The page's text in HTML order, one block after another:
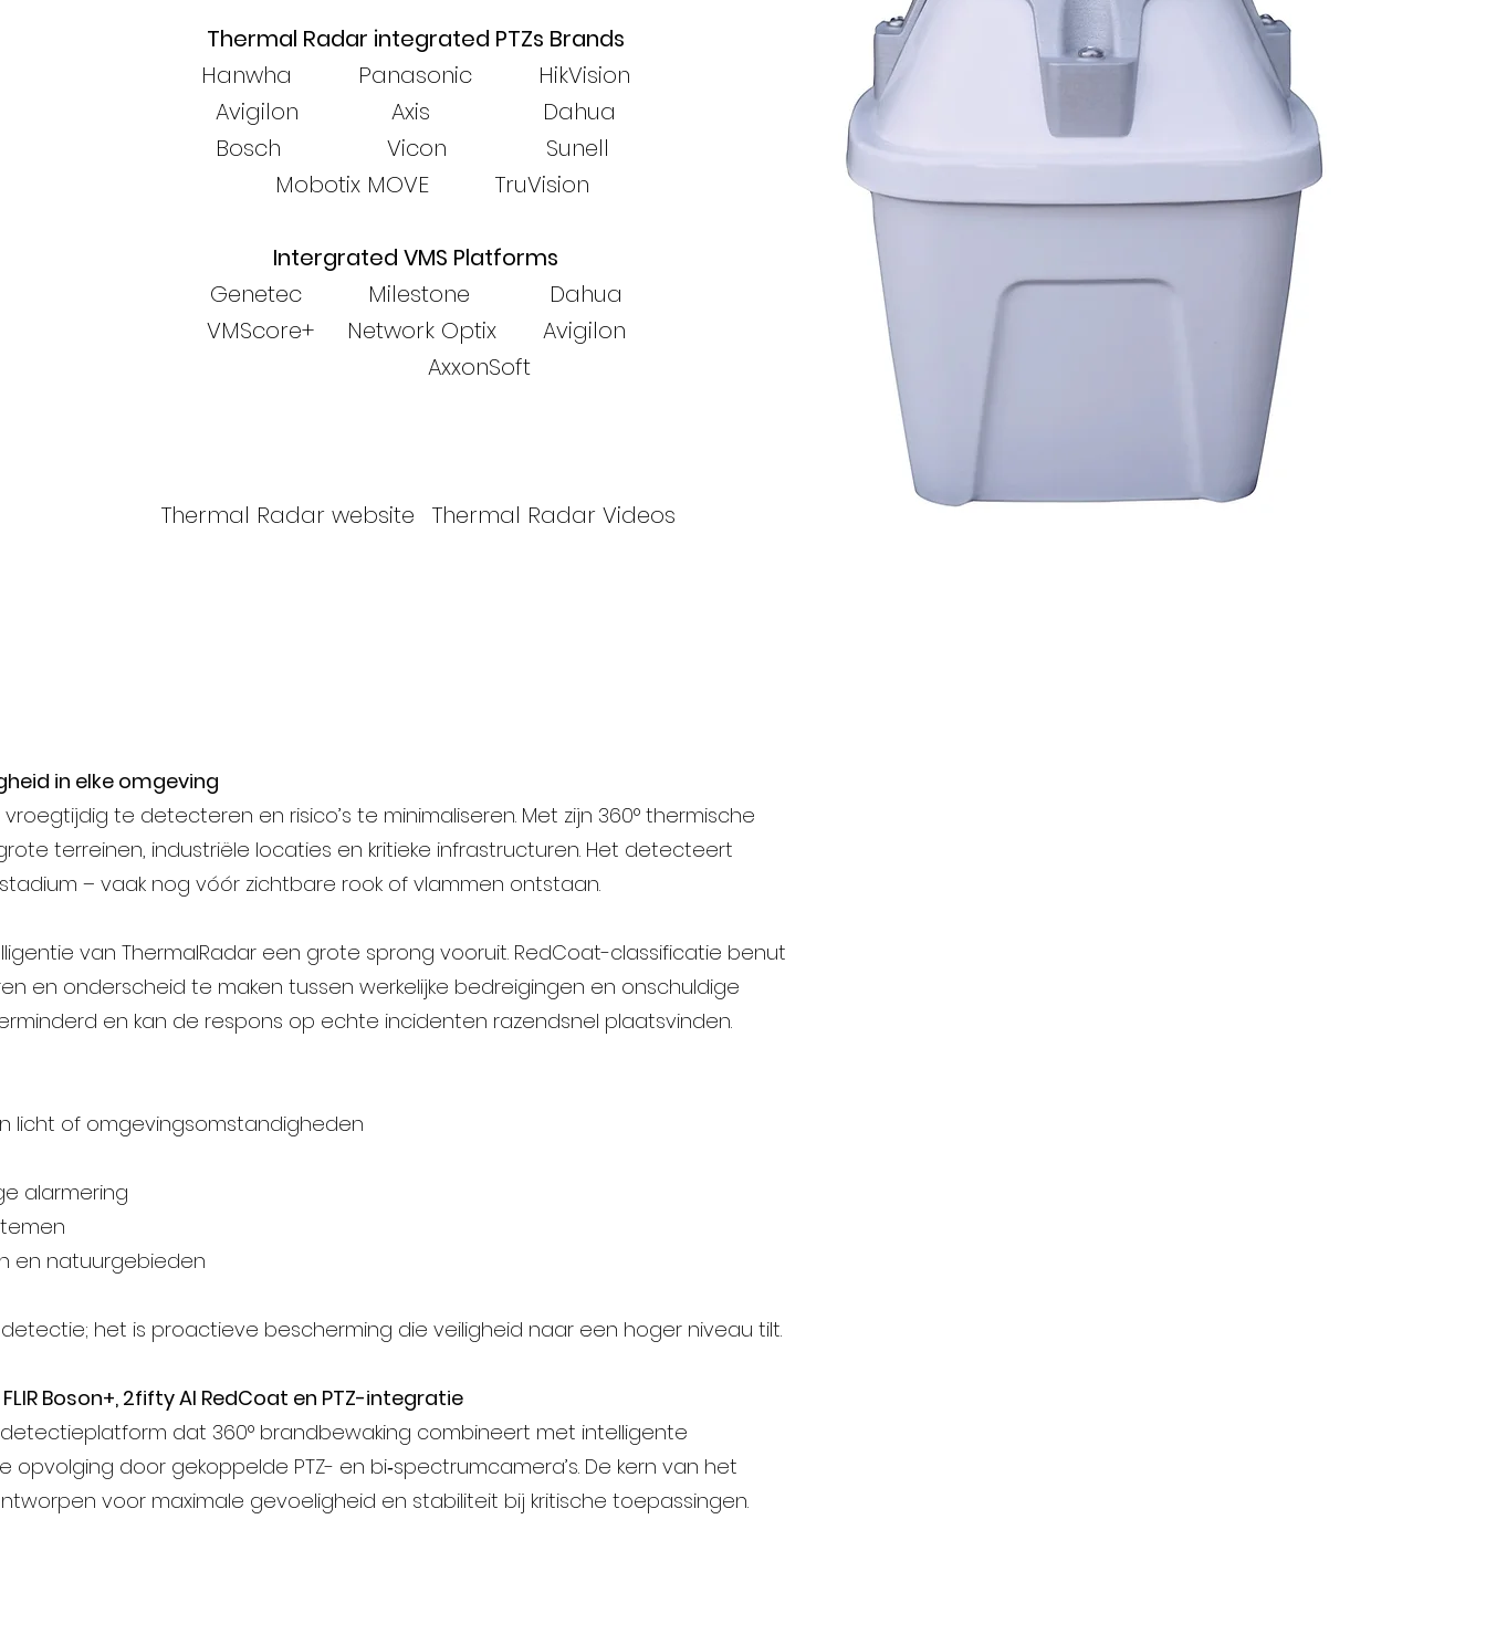
Thermal Radar integrated PTZs Brands
Hanwha Panasonic HikVision
Avigilon Axis Dahua
Bosch Vicon Sunell
Mobotix MOVE TruVision
Intergrated VMS Platforms
Genetec Milestone Dahua
VMScore+ Network Optix Avigilon
AxxonSoft
Thermal Radar website Thermal Radar Videos
in elke omgeving
te detecteren en risico’s te minimaliseren. Met zijn 360° thermische
terreinen, industriële locaties en kritieke infrastructuren. Het detecteert
– vaak nog vóór zichtbare rook of vlammen ontstaan.
van ThermalRadar een grote sprong vooruit. RedCoat-classificatie benut
en onderscheid te maken tussen werkelijke bedreigingen en onschuldige
en kan de respons op echte incidenten razendsnel plaatsvinden.
licht of omgevingsomstandigheden
alarmering
en natuurgebieden
het is proactieve bescherming die veiligheid naar een hoger niveau tilt.
Boson+, 2fifty AI RedCoat en PTZ-integratie
dat 360° brandbewaking combineert met intelligente
door gekoppelde PTZ- en bi‑spectrumcamera’s. De kern van het
voor maximale gevoeligheid en stabiliteit bij kritische toepassingen.